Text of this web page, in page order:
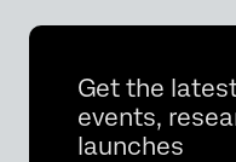
Get the
events,
launches